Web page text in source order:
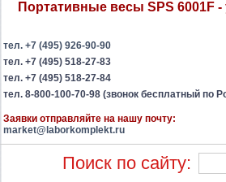
Портативные весы SPS 6001F
тел. +7 (495) 926-90-90
тел. +7 (495) 518-27-83
тел. +7 (495) 518-27-84
тел. 8-800-100-70-98 (звонок бесплатный по
Заявки отправляйте на нашу почту:
market@laborkomplekt.ru
Поиск по сайту: